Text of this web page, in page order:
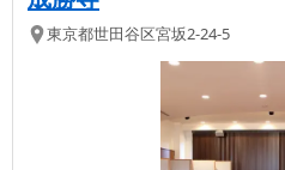
東京都世田谷区宮坂2-24-5